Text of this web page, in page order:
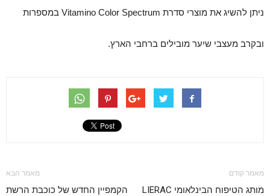
ניתן להשיג את מוצרי סדרת Vitamino Color Spectrum במספרות
ובקרב מעצבי שיער מובילים ברחבי הארץ.
מאמר קודם
מותג הטיפוח הבינלאומי LIERAC
מאמר הבא
הקמפיין החדש של כוכבת הרשת